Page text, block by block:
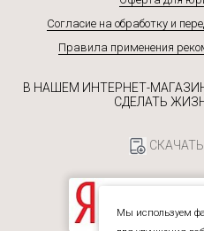
Согласие на обработку и
Правила применения
В НАШЕМ ИНТЕРНЕТ-
СДЕЛАТЬ
Мы используем